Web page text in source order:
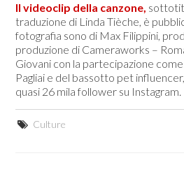
Il videoclip della canzone,
traduzione di Linda Tièche, è
fotografia sono di Max Filippini,
produzione di Cameraworks –
Giovani con la partecipazione
Pagliai e del bassotto pet
quasi 26 mila follower su Instagram.
Culture